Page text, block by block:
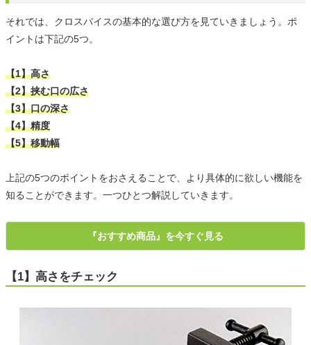
それでは、クロスバイスの基本的な選び方を見ていきましょう。ポ
イントは下記の5つ。
【1】高さ
【2】挟む口の広さ
【3】口の深さ
【4】精度
【5】移動幅
上記の5つのポイントをおさえることで、より具体的に欲しい機能を
知ることができます。一つひとつ解説していきます。
『おすすめ商品』を今すぐ見る
【1】高さをチェック